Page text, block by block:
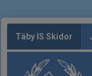
Täby IS Skidor